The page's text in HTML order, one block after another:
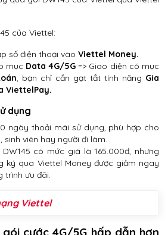
của Viettel:
số điện thoại vào Viettel Money.
mục Data 4G/5G => Giao diện có mục
, bạn chỉ cần gạt tắt tính năng Gia
ViettelPay.
dụng
ngày thoải mái sử dụng, phù hợp cho
sinh viên hay người đi làm.
có mức giá là 165.000đ, nhưng
ký qua Viettel Money được giảm ngay
trình ưu đãi.
Viettel